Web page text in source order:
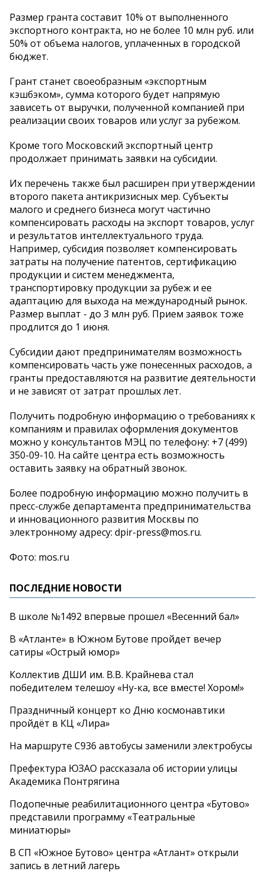
Размер гранта составит 10% от выполненного
экспортного контракта, но не более 10 млн руб. или
50% от объема налогов, уплаченных в городской
бюджет.
Грант станет своеобразным «экспортным
кэшбэком», сумма которого будет напрямую
зависеть от выручки, полученной компанией при
реализации своих товаров или услуг за рубежом.
Кроме того Московский экспортный центр
продолжает принимать заявки на субсидии.
Их перечень также был расширен при утверждении
второго пакета антикризисных мер. Субъекты
малого и среднего бизнеса могут частично
компенсировать расходы на экспорт товаров, услуг
и результатов интеллектуального труда.
Например, субсидия позволяет компенсировать
затраты на получение патентов, сертификацию
продукции и систем менеджмента,
транспортировку продукции за рубеж и ее
адаптацию для выхода на международный рынок.
Размер выплат - до 3 млн руб. Прием заявок тоже
продлится до 1 июня.
Субсидии дают предпринимателям возможность
компенсировать часть уже понесенных расходов, а
гранты предоставляются на развитие деятельности
и не зависят от затрат прошлых лет.
Получить подробную информацию о требованиях к
компаниям и правилах оформления документов
можно у консультантов МЭЦ по телефону: +7 (499)
350-09-10. На сайте центра есть возможность
оставить заявку на обратный звонок.
Более подробную информацию можно получить в
пресс-службе департамента предпринимательства
и инновационного развития Москвы по
электронному адресу: dpir-press@mos.ru.
Фото: mos.ru
ПОСЛЕДНИЕ НОВОСТИ
В школе №1492 впервые прошел «Весенний бал»
В «Атланте» в Южном Бутове пройдет вечер
сатиры «Острый юмор»
Коллектив ДШИ им. В.В. Крайнева стал
победителем телешоу «Ну-ка, все вместе! Хором!»
Праздничный концерт ко Дню космонавтики
пройдёт в КЦ «Лира»
На маршруте С936 автобусы заменили электробусы
Префектура ЮЗАО рассказала об истории улицы
Академика Понтрягина
Подопечные реабилитационного центра «Бутово»
представили программу «Театральные
миниатюры»
В СП «Южное Бутово» центра «Атлант» открыли
запись в летний лагерь